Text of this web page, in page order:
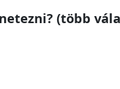
(több